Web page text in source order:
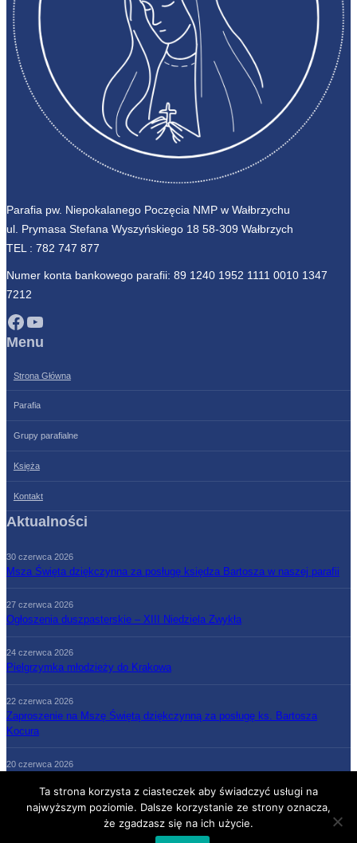
Parafia pw. Niepokalanego Poczęcia NMP w Wałbrzychu
ul. Prymasa Stefana Wyszyńskiego 18 58-309 Wałbrzych
TEL : 782 747 877
Numer konta bankowego parafii: 89 1240 1952 1111 0010 1347
7212
Facebook YouTube
Menu
Strona Główna
Parafia
Grupy parafialne
Księża
Kontakt
Aktualności
30 czerwca 2026
Msza Święta dziękczynna za posługę księdza Bartosza w naszej parafii
27 czerwca 2026
Ogłoszenia duszpasterskie – XIII Niedziela Zwykła
24 czerwca 2026
Pielgrzymka młodzieży do Krakowa
22 czerwca 2026
Zaproszenie na Mszę Świętą dziękczynną za posługę ks. Bartosza
Kocura
20 czerwca 2026
Grupy parafialne KsiężaKontakt
Ta strona korzysta z ciasteczek aby świadczyć usługi na
najwyższym poziomie. Dalsze korzystanie ze strony oznacza,
że zgadzasz się na ich użycie.